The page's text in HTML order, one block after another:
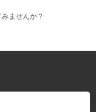
ませんか？